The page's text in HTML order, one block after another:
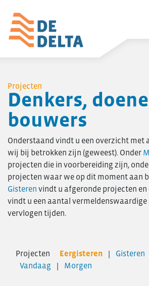
Projecten
Utiliteitsbouw
Woningbouw
Over De Delta
Zakelijke utiliteitsbouw
Particuliere
Seriematige
Verbouw & onderhoud
Renovatie en
Project- ontwikkeling
Transformatie
Projecten
Denkers,
bouwers
Onderstaand vindt u een overzicht met
wij bij betrokken zijn (geweest). Onder
projecten die in voorbereiding zijn,
projecten waar we op dit moment aan
Gisteren vindt u afgeronde projecten en
vindt u een aantal
vervlogen tijden.
Projecten Eergisteren
Gisteren
Vandaag
Morgen